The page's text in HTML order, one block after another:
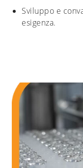
Sviluppo e
esigenza.